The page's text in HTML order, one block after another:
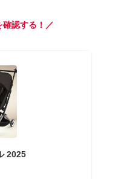
確認する！／
2025